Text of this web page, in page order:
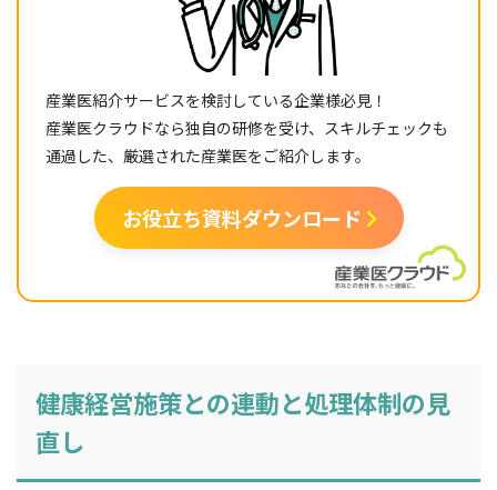
産業医紹介サービスを検討している企業様必見！
産業医クラウドなら独自の研修を受け、スキルチェックも
通過した、厳選された産業医をご紹介します。
お役立ち資料ダウンロード
健康経営施策との連動と処理体制の見
直し